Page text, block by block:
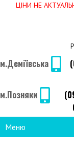
ЦІНИ НЕ
м.Деміївська
м.Позняки
Меню